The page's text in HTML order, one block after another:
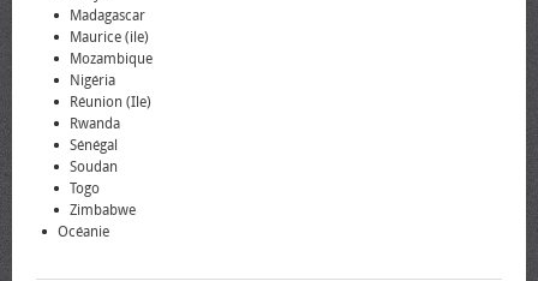
Madagascar
Maurice (ile)
Mozambique
Nigéria
Réunion (Ile)
Rwanda
Sénégal
Soudan
Togo
Zimbabwe
Océanie